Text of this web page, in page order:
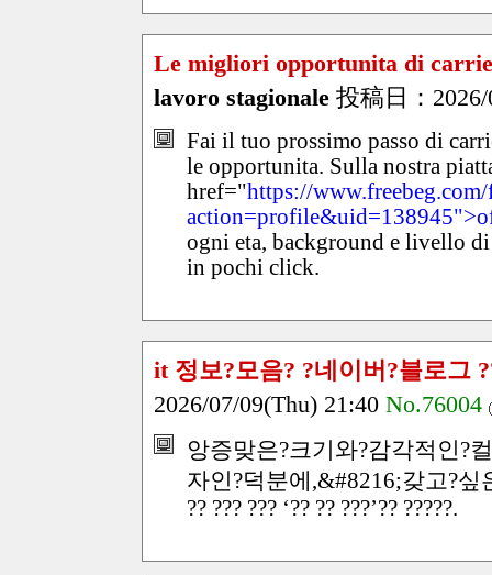
Le migliori opportunita di
lavoro stagionale 投稿日：
Fai il tuo prossimo passo di
le opportunita. Sulla nostra
href="https://
ogni eta, background e livello
in pochi click.
it 정보?모음? ?네이버?블로그
2026/07/09(Thu) 21:40 No.76004
앙증맞은?크기와?감각적인?
자인?덕분에,&#8216;갖고?싶
?? ??? ??? ‘?? ?? ???’?? ?????.